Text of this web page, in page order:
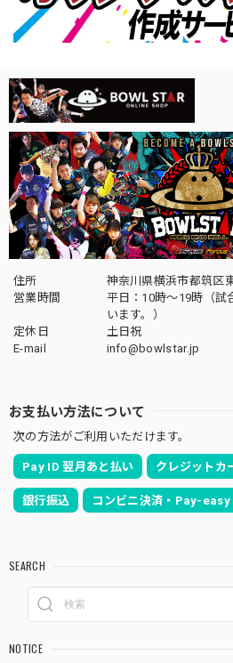
住所
神奈川県横浜市都筑区
営業時間
平日：10時～19時（試
います。）
定休日
土日祝
E-mail
info@bowlstar.jp
お支払い方法について
次の方法がご利用いただけます。
Pay ID 翌月あと払い クレジットカ
銀行振込 コンビニ決済・Pay-easy
SEARCH
NOTICE